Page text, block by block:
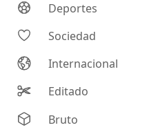
Deportes
Sociedad
Internacional
Editado
Bruto